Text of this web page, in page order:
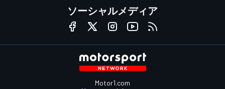
ソーシャルメディア
Motor1.com